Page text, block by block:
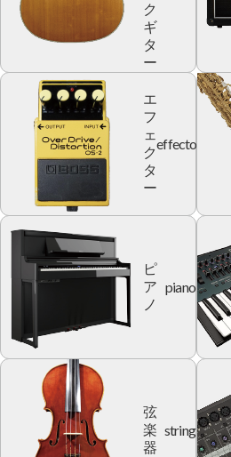
ク
ギ
タ
ー
エ
フ
ェ
ク
タ
ー
effector
ピ
ア
ノ
piano
弦
楽
器
string